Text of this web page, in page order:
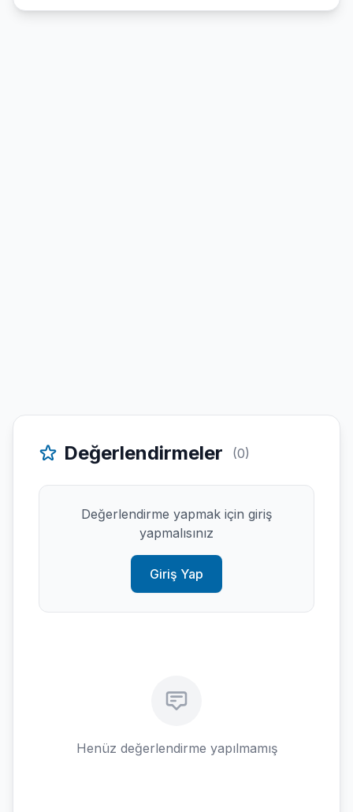
Değerlendirmeler (0)
Değerlendirme yapmak için giriş
yapmalısınız
Giriş Yap
Henüz değerlendirme yapılmamış